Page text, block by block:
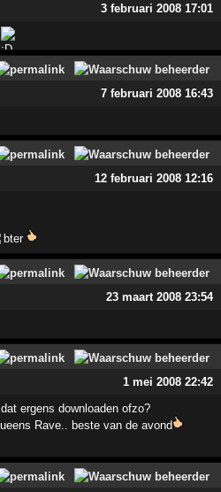
3 februari 2008 17:01
7 februari 2008 16:43
12 februari 2008 12:16
bter
23 maart 2008 23:54
1 mei 2008 22:42
ergens downloaden ofzo?
Rave.. beste van de avond